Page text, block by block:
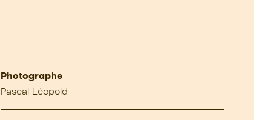
Photographe
Pascal Léopold